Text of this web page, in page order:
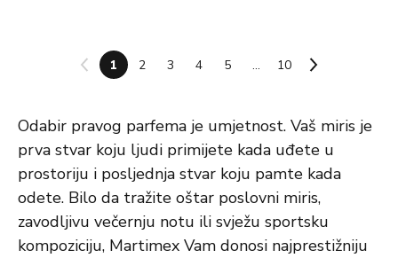
1 2 3 4 5 ... 10
Odabir pravog parfema je umjetnost. Vaš miris je
prva stvar koju ljudi primijete kada uđete u
prostoriju i posljednja stvar koju pamte kada
odete. Bilo da tražite oštar poslovni miris,
zavodljivu večernju notu ili svježu sportsku
kompoziciju, Martimex Vam donosi najprestižniju